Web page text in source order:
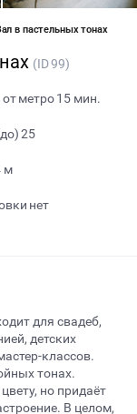
в пастельных тонах
(ID 99)
от метро 15 мин.
25
м
нет
для свадеб,
детских
классов.
тонах.
но придаёт
В целом,